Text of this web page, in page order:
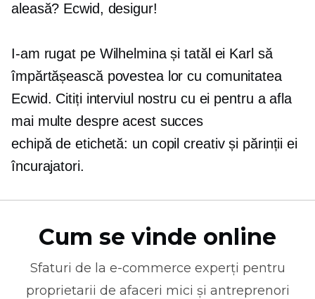
aleasă? Ecwid, desigur!
I-am rugat pe Wilhelmina și tatăl ei Karl să
împărtășească povestea lor cu comunitatea
Ecwid. Citiți interviul nostru cu ei pentru a afla
mai multe despre acest succes
echipă de etichetă: un copil creativ și părinții ei
încurajatori.
Cum se vinde online
Sfaturi de la e-commerce experți pentru
proprietarii de afaceri mici și antreprenori